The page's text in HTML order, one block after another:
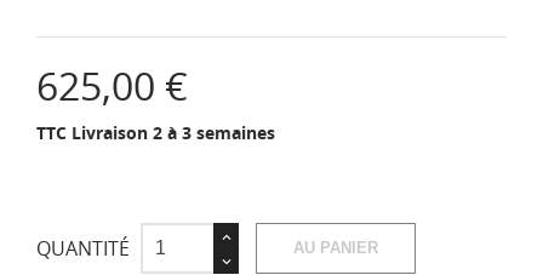
625,00 €
TTC Livraison 2 à 3 semaines
QUANTITÉ AU PANIER